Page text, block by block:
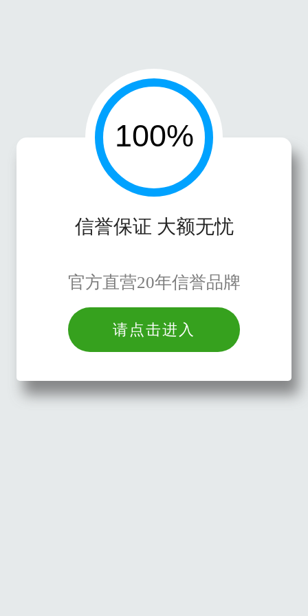
信誉保证 大额无忧
官方直营20年信誉品牌
请点击进入